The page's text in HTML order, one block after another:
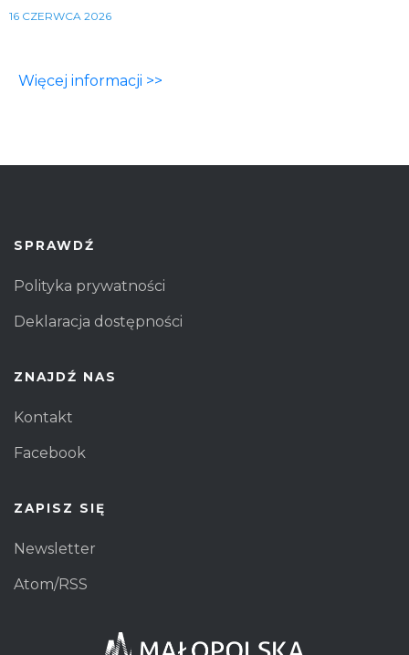
16 CZERWCA 2026
Więcej informacji >>
SPRAWDŹ
Polityka prywatności
Deklaracja dostępności
ZNAJDŹ NAS
Kontakt
Facebook
ZAPISZ SIĘ
Newsletter
Atom/RSS